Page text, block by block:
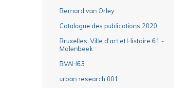
Bernard van Orley
Catalogue des publications 2020
Bruxelles, Ville d'art et Histoire 61 -
Molenbeek
BVAH63
urban research 001